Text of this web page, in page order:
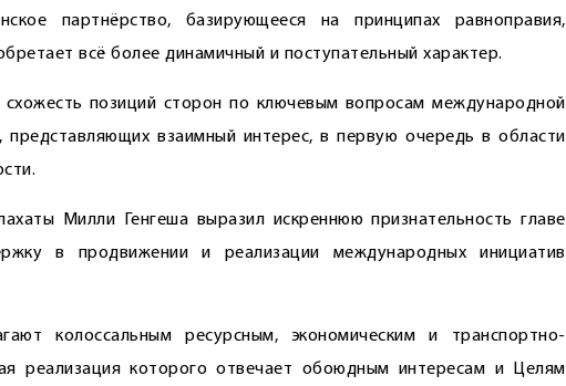
партнёрство, базирующееся на принципах равноправия,
всё более динамичный и поступательный характер.
схожесть позиций сторон по ключевым вопросам международной
представляющих взаимный интерес, в первую очередь в области
Милли Генгеша выразил искреннюю признательность главе
в продвижении и реализации международных инициатив
колоссальным ресурсным, экономическим и транспортно-
реализация которого отвечает обоюдным интересам и Целям